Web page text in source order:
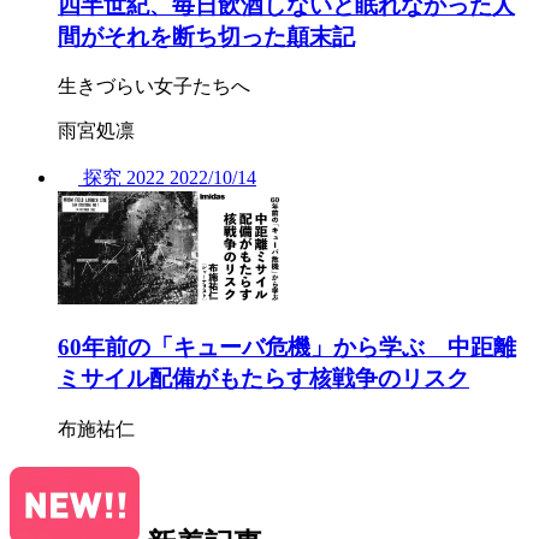
間がそれを断ち切った顛末記
生きづらい女子たちへ
雨宮処凛
探究 2022 2022/10/14
60年前の「キューバ危機」から学ぶ 中距離
ミサイル配備がもたらす核戦争のリスク
布施祐仁